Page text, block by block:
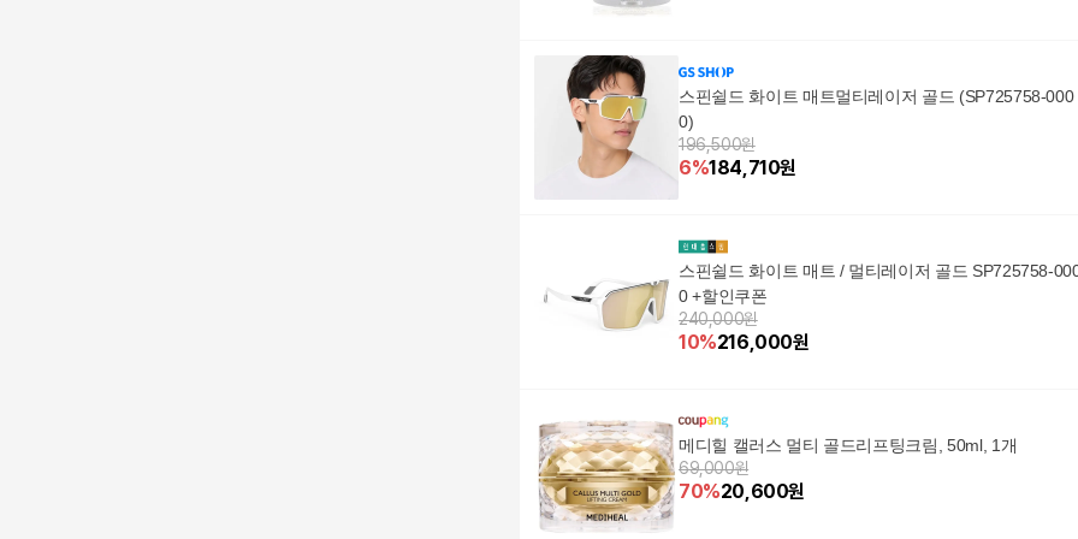
스핀쉴드 화이트 매트멀티레이저 골드 (SP725758-000
0)
196,500원
6%184,710원
스핀쉴드 화이트 매트 / 멀티레이저 골드 SP725758-
0 +할인쿠폰
240,000원
10%216,000원
메디힐 캘러스 멀티 골드리프팅크림, 50ml, 1개
69,000원
70%20,600원